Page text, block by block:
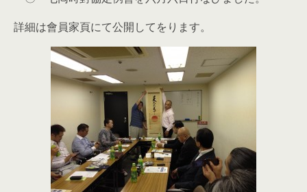
詳細は會員家頁にて公開してをります。